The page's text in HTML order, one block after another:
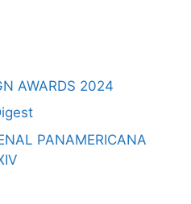
AWARDS 2024
PANAMERICANA